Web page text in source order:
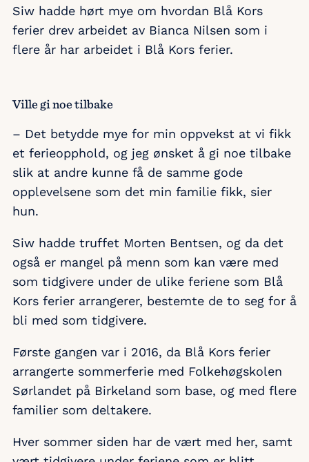
Siw hadde hørt mye om hvordan Blå Kors
ferier drev arbeidet av Bianca Nilsen som i
flere år har arbeidet i Blå Kors ferier.
Ville gi noe tilbake
– Det betydde mye for min oppvekst at vi fikk
et ferieopphold, og jeg ønsket å gi noe tilbake
slik at andre kunne få de samme gode
opplevelsene som det min familie fikk, sier
hun.
Siw hadde truffet Morten Bentsen, og da det
også er mangel på menn som kan være med
som tidgivere under de ulike feriene som Blå
Kors ferier arrangerer, bestemte de to seg for å
bli med som tidgivere.
Første gangen var i 2016, da Blå Kors ferier
arrangerte sommerferie med Folkehøgskolen
Sørlandet på Birkeland som base, og med flere
familier som deltakere.
Hver sommer siden har de vært med her, samt